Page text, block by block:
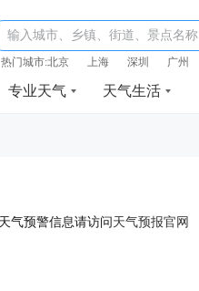
输入城市、乡镇、街道、景点名称
热门城市:北京 上海 深圳 广州
专业天气 天气生活
气预警信息请访问 天气预报官网